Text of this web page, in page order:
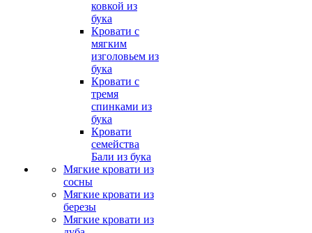
ковкой из
бука
Кровати с
мягким
изголовьем из
бука
Кровати с
тремя
спинками из
бука
Кровати
семейства
Бали из бука
Мягкие кровати из
сосны
Мягкие кровати из
березы
Мягкие кровати из